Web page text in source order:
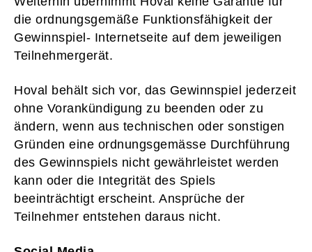
die ordnungsgemäße Funktionsfähigkeit der
Gewinnspiel- Internetseite auf dem jeweiligen
Teilnehmergerät.
Hoval behält sich vor, das Gewinnspiel jederzeit
ohne Vorankündigung zu beenden oder zu
ändern, wenn aus technischen oder sonstigen
Gründen eine ordnungsgemässe Durchführung
des Gewinnspiels nicht gewährleistet werden
kann oder die Integrität des Spiels
beeinträchtigt erscheint. Ansprüche der
Teilnehmer entstehen daraus nicht.